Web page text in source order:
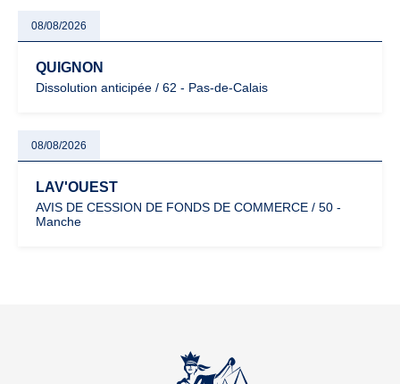
08/08/2026
QUIGNON
Dissolution anticipée / 62 - Pas-de-Calais
08/08/2026
LAV'OUEST
AVIS DE CESSION DE FONDS DE COMMERCE / 50 -
Manche